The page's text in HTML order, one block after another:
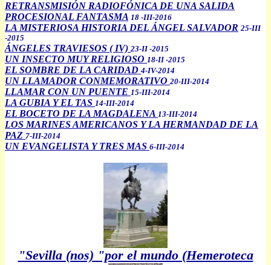
RETRANSMISIÓN RADIOFÓNICA DE UNA SALIDA
PROCESIONAL FANTASMA 18 -III-2016
LA MISTERIOSA HISTORIA DEL ÁNGEL SALVADOR 25-III
-2015
ÁNGELES TRAVIESOS ( IV) 23-II -2015
UN INSECTO MUY RELIGIOSO 18-II -2015
EL SOMBRE DE LA CARIDAD 4-IV-2014
UN LLAMADOR CONMEMORATIVO 20-III-2014
LLAMAR CON UN PUENTE 15-III-2014
LA GUBIA Y EL TAS 14-III-2014
EL BOCETO DE LA MAGDALENA 13-III-2014
LOS MARINES AMERICANOS Y LA HERMANDAD DE LA
PAZ 7-III-2014
UN EVANGELISTA Y TRES MAS 6-III-2014
"Sevilla (nos) "por el mundo (Hemeroteca